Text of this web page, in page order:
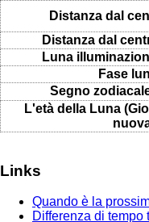
Distanza dal
Distanza dal
Luna
Fase
Segno
L'età della Luna
Links
Quando è la
Differenza di tempo